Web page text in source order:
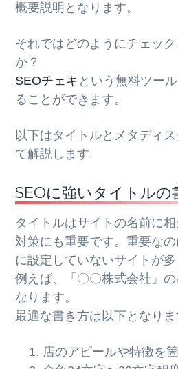
概要説明となります。
それではどのようにチェッ
か？
SEOチェキ という無料ツー
ることができます。
以下はタイトルとメタディ
て解説します。
SEOに強いタイトルの
タイトルはサイトの名前に
対策にも重要です。重要な
に設定していないサイトが多
例えば、「〇〇株式会社」
なります。
最適な書き方は以下となりま
店のアピールや特徴を